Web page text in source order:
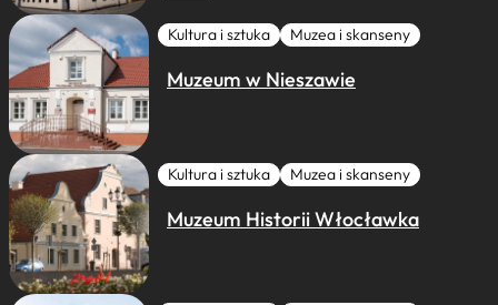
Kultura i sztuka Muzea i skanseny
Muzeum w Nieszawie
Kultura i sztuka Muzea i skanseny
Muzeum Historii Włocławka